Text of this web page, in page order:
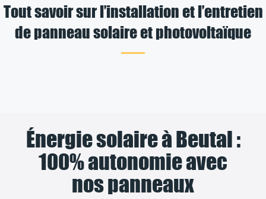
Tout savoir sur l’installation et l’entretien
de panneau solaire et photovoltaïque
Énergie solaire à Beutal :
100% autonomie avec
nos panneaux